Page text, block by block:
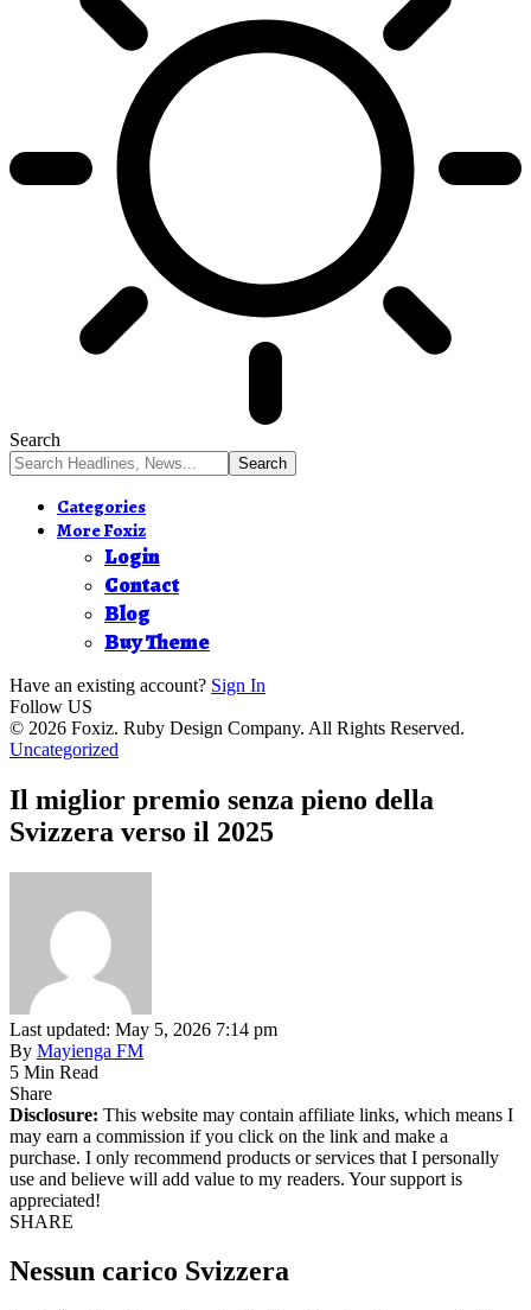
Search
Categories
More Foxiz
Login
Contact
Blog
Buy Theme
Have an existing account? Sign In
Follow US
© 2026 Foxiz. Ruby Design Company. All Rights Reserved.
Uncategorized
Il miglior premio senza pieno della
Svizzera verso il 2025
Last updated: May 5, 2026 7:14 pm
By Mayienga FM
5 Min Read
Share
Disclosure: This website may contain affiliate links, which means I
may earn a commission if you click on the link and make a
purchase. I only recommend products or services that I personally
use and believe will add value to my readers. Your support is
appreciated!
SHARE
Nessun carico Svizzera